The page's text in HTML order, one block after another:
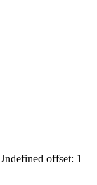
offset: 1